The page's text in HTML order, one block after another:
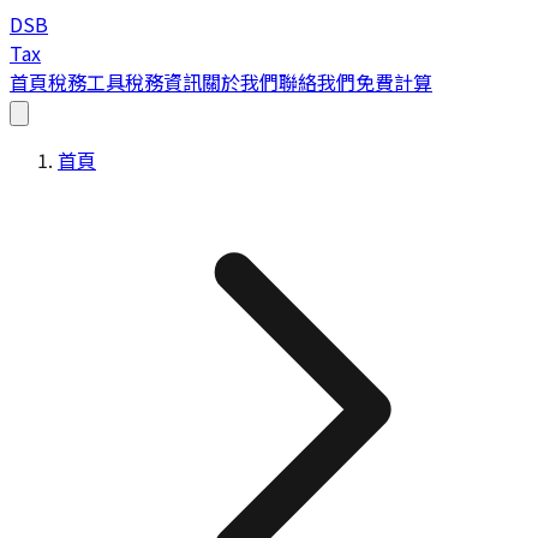
DSB
Tax
首頁稅務工具稅務資訊關於我們聯絡我們免費計算
首頁